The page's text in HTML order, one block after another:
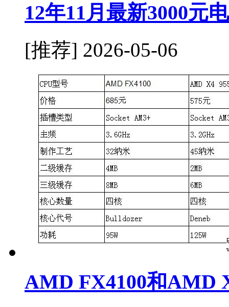
12年11月最新3000元
[推荐] 2026-05-06
AMD FX4100和AMD